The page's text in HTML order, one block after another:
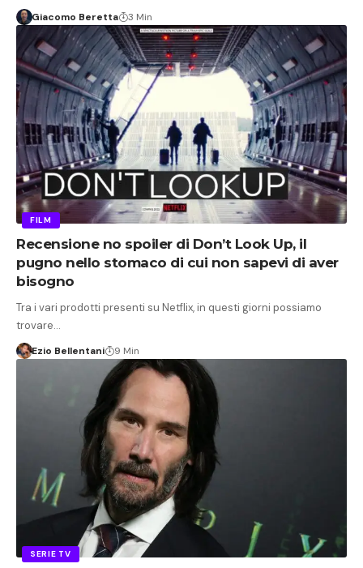
Giacomo Beretta 3 Min
FILM
Recensione no spoiler di Don’t Look Up, il
pugno nello stomaco di cui non sapevi di aver
bisogno
Tra i vari prodotti presenti su Netflix, in questi giorni possiamo
trovare…
Ezio Bellentani 9 Min
SERIE TV